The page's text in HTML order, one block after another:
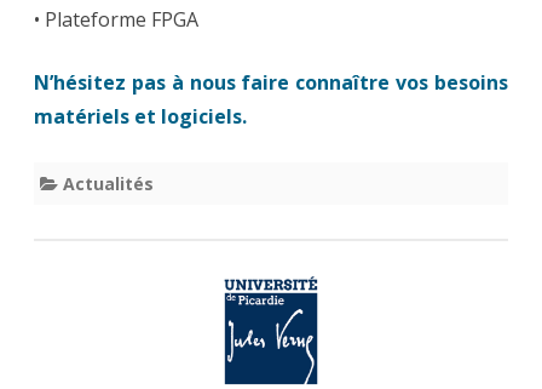
• Plateforme FPGA
N’hésitez pas à nous faire connaître vos besoins
matériels et logiciels.
Actualités